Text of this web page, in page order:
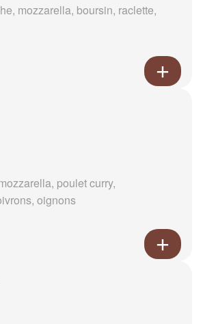
mozzarella, boursin, raclette,
poulet curry,
oignons